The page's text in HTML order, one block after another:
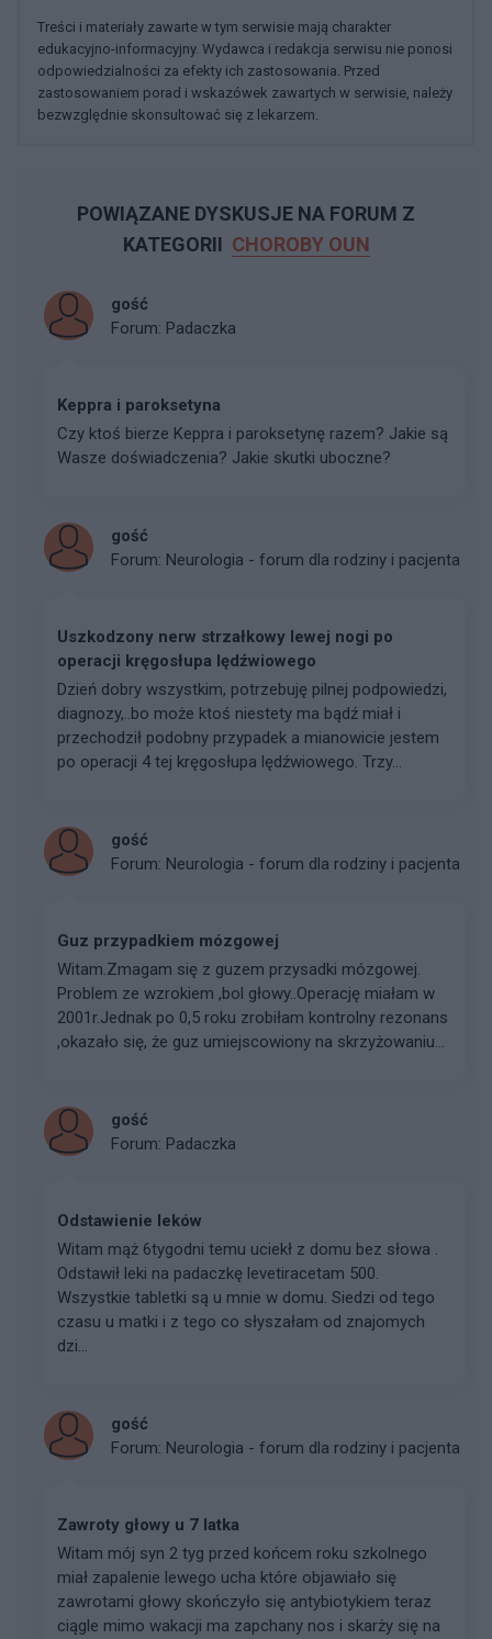
Treści i materiały zawarte w tym serwisie mają charakter
edukacyjno-informacyjny. Wydawca i redakcja serwisu nie ponosi
odpowiedzialności za efekty ich zastosowania. Przed
zastosowaniem porad i wskazówek zawartych w serwisie, należy
bezwzględnie skonsultować się z lekarzem.
POWIĄZANE DYSKUSJE NA FORUM Z
KATEGORII CHOROBY OUN
gość
Forum: Padaczka
Keppra i paroksetyna
Czy ktoś bierze Keppra i paroksetynę razem? Jakie są
Wasze doświadczenia? Jakie skutki uboczne?
gość
Forum: Neurologia - forum dla rodziny i pacjenta
Uszkodzony nerw strzałkowy lewej nogi po
operacji kręgosłupa lędźwiowego
Dzień dobry wszystkim, potrzebuję pilnej podpowiedzi,
diagnozy,..bo może ktoś niestety ma bądź miał i
przechodził podobny przypadek a mianowicie jestem
po operacji 4 tej kręgosłupa lędźwiowego. Trzy...
gość
Forum: Neurologia - forum dla rodziny i pacjenta
Guz przypadkiem mózgowej
Witam.Zmagam się z guzem przysadki mózgowej.
Problem ze wzrokiem ,bol głowy..Operację miałam w
2001r.Jednak po 0,5 roku zrobiłam kontrolny rezonans
,okazało się, że guz umiejscowiony na skrzyżowaniu...
gość
Forum: Padaczka
Odstawienie leków
Witam mąż 6tygodni temu uciekł z domu bez słowa .
Odstawił leki na padaczkę levetiracetam 500.
Wszystkie tabletki są u mnie w domu. Siedzi od tego
czasu u matki i z tego co słyszałam od znajomych
dzi...
gość
Forum: Neurologia - forum dla rodziny i pacjenta
Zawroty głowy u 7 latka
Witam mój syn 2 tyg przed końcem roku szkolnego
miał zapalenie lewego ucha które objawiało się
zawrotami głowy skończyło się antybiotykiem teraz
ciągle mimo wakacji ma zapchany nos i skarży się na